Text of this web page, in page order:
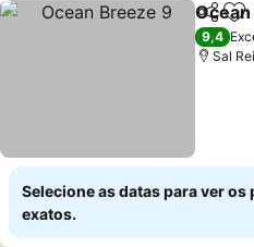
9,4
Sal
Selecione as datas para ver os
exatos.